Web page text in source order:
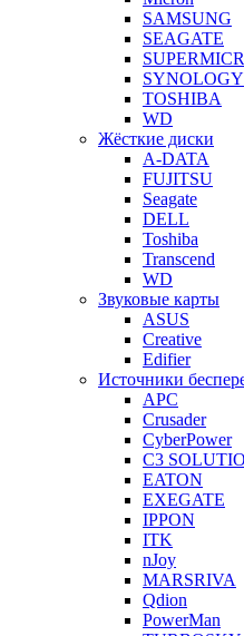
SAMSUNG
SEAGATE
SYNOLOGY
TOSHIBA
WD
Жёсткие диски
A-DATA
FUJITSU
Seagate
DELL
Toshiba
Transcend
WD
Звуковые карты
ASUS
Creative
Edifier
Источники
APC
Crusader
CyberPower
C3
EATON
EXEGATE
IPPON
ITK
nJoy
MARSRIVA
Qdion
PowerMan